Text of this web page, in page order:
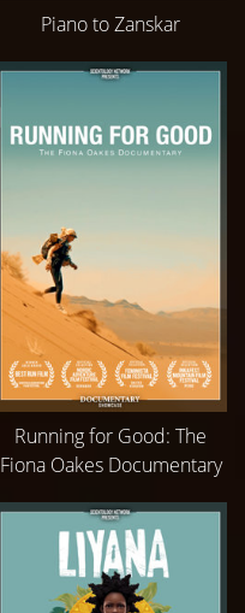
Piano to Zanskar
Running for Good: The
Fiona Oakes Documentary